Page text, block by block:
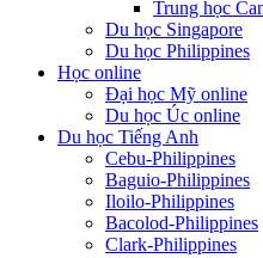
Trung học
Du học Singapore
Du học Philippines
Học online
Đại học Mỹ online
Du học Úc online
Du học Tiếng Anh
Cebu-Philippines
Baguio-Philippines
Iloilo-Philippines
Bacolod-Philippines
Clark-Philippines